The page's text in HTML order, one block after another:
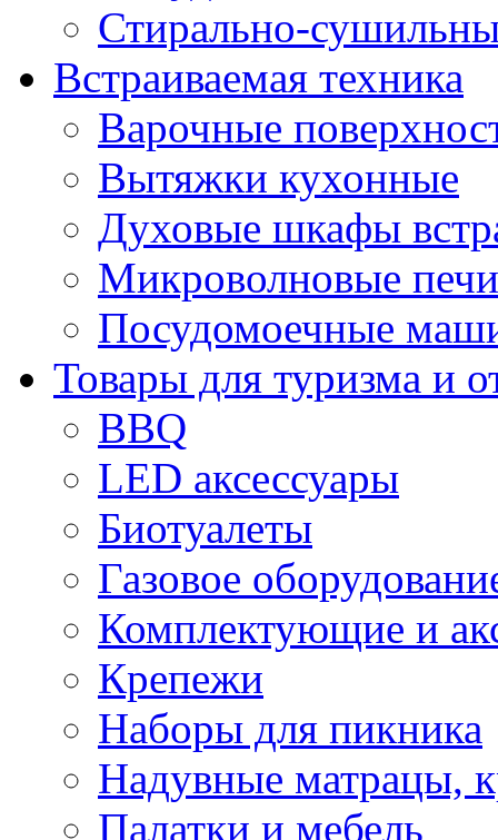
Стирально-
Встраиваемая техника
Варочные
Вытяжки кухонные
Духовые шкафы
Микроволновые
Посудомоечные
Товары для туризма и
BBQ
LED аксессуары
Биотуалеты
Газовое
Комплектующие и
Крепежи
Наборы для пикника
Надувные матрацы,
Палатки и мебель